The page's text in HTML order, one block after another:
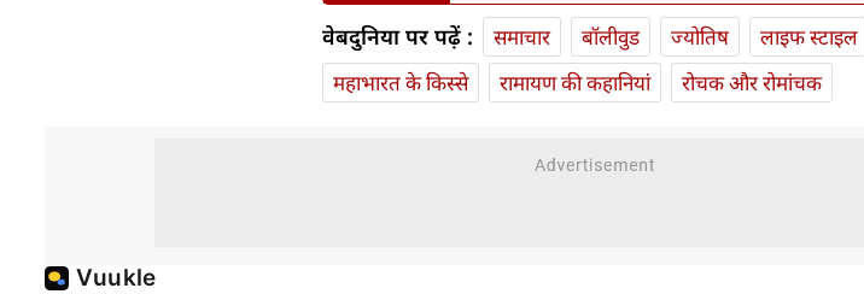
वेबदुनिया पर पढ़ें : समाचार बॉलीवुड ज्योतिष लाइफ स्‍टाइल
महाभारत के किस्से
रामायण की कहानियां रोचक और रोमांचक